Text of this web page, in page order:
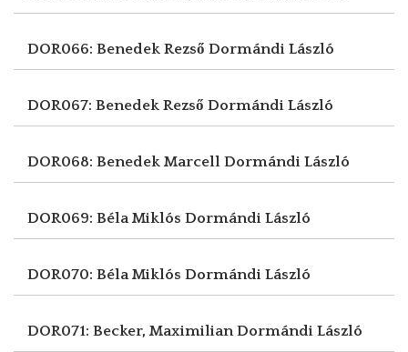
DOR066: Benedek Rezső Dormándi László
DOR067: Benedek Rezső Dormándi László
DOR068: Benedek Marcell Dormándi László
DOR069: Béla Miklós Dormándi László
DOR070: Béla Miklós Dormándi László
DOR071: Becker, MaximilianDormándi László